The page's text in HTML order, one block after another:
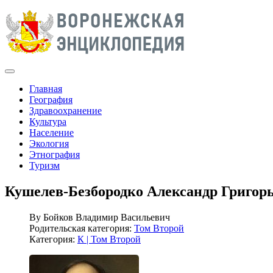
Главная
География
Здравоохранение
Культура
Население
Экология
Этнография
Туризм
Кушелев-Безбородко Александр
By Бойков Владимир Васильевич
Родительская категория: Том Второй
Категория: К | Том Второй